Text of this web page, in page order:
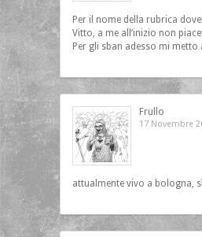
Per il nome della rubrica
Vitto, a me all’inizio non
Per gli sban adesso mi metto
Frullo
17 Novembre
attualmente vivo a bologna,